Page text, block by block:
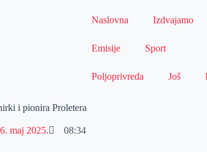
Naslovna Izdvajamo
Emisije Sport
Poljoprivreda Još
i pionira Proletera
maj 2025. 08:34